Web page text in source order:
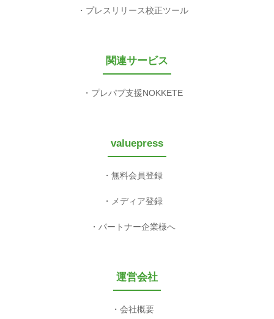
プレスリリース校正ツール
関連サービス
プレパブ支援NOKKETE
valuepress
無料会員登録
メディア登録
パートナー企業様へ
運営会社
会社概要